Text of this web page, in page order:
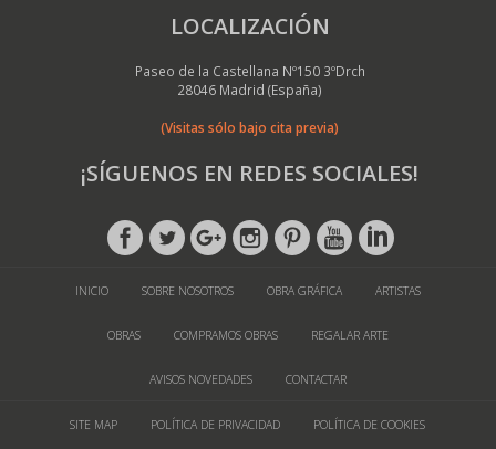
LOCALIZACIÓN
Paseo de la Castellana Nº150 3ºDrch
28046 Madrid (España)
(Visitas sólo bajo cita previa)
¡SÍGUENOS EN REDES SOCIALES!
INICIO SOBRE NOSOTROS OBRA GRÁFICA ARTISTAS
OBRAS COMPRAMOS OBRAS REGALAR ARTE
AVISOS NOVEDADES CONTACTAR
SITE MAP POLÍTICA DE PRIVACIDAD POLÍTICA DE COOKIES